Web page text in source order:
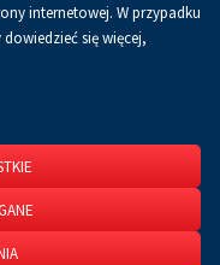
internetowej. W przypadku
się więcej,